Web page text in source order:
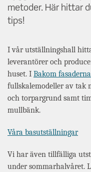
Utställningar
metoder. Här hittar
tips!
I vår utställningshall
leverantörer och
huset. I Bakom fasaderna
fullskalemodeller av tak
och torpargrund samt
mullbänk.
Våra basutställningar
Vi har även tillfälliga
under sommarhalvåret.